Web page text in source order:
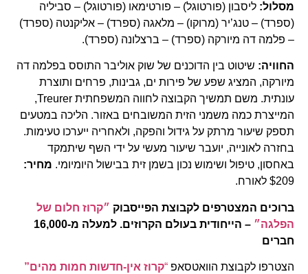
מסלול: ליסבון (פורטוגל) – פורטימאו (פורטוגל) – סביליה
(ספרד) – טנג’יר (מרוקו) – מלאגה (ספרד) – אליקנטה (ספרד)
– פלמה דה מיורקה (ספרד) – ברצלונה (ספרד).
החוויה: שיטוט בין הדוכנים של שוק אוליבר התוסס בפלמה דה
מיורקה, המציג שפע של פירות ים, גבינות, פרחים ותוצרת
עונתית. משם תמשיך הקבוצה לחווה המשפחתית Treurer,
המייצרת כמה משמני הזית המשובחים באזור. הליכה במטעים
תספק שיעור מרתק על גידול והפקה, ולאחריה ייערכו טעימות.
בחזרה לאונייה, יועבר שיעור מעשי על ידי השף שיתמקד
באחסון, טיפול ושימוש נכון בשמן זית בבישול היומיומי. מחיר:
$209 לאורח.
ברוכים המצטרפים לקבוצת הפייסבוק ״קרוז חלום של
הפלגה״
– הייחודית בעולם הקרוזים. למעלה מ-16,000
חברים
הצטרפו לקבוצת הוואטסאפ “קרוז אין-חדשות חמות מהים”